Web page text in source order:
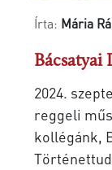
Írta: Mária
Bácsatyai
2024.
reggeli
kollégánk,